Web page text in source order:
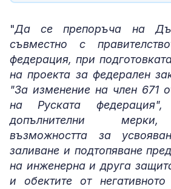
"Да се препоръча на
съвместно с
федерация, при
на проекта за федерален
"За изменение на член 671
на Руската
допълнителни
възможността за
заливане и подтопяване
на инженерна и друга
и обектите от